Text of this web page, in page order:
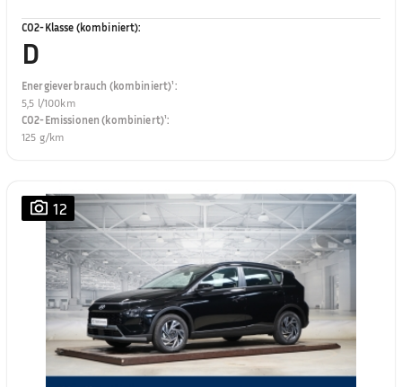
CO2-Klasse (kombiniert):
D
Energieverbrauch (kombiniert)¹:
5,5 l/100km
CO2-Emissionen (kombiniert)¹:
125 g/km
12